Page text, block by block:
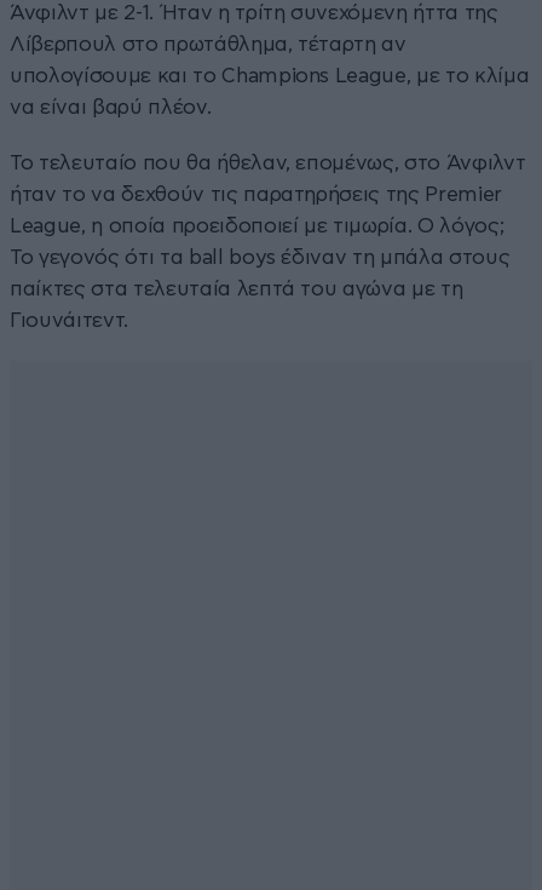
Άνφιλντ με 2-1. Ήταν η τρίτη συνεχόμενη ήττα της
Λίβερπουλ στο πρωτάθλημα, τέταρτη αν
υπολογίσουμε και το Champions League, με το κλίμα
να είναι βαρύ πλέον.
Το τελευταίο που θα ήθελαν, επομένως, στο Άνφιλντ
ήταν το να δεχθούν τις παρατηρήσεις της Premier
League, η οποία προειδοποιεί με τιμωρία. Ο λόγος;
Το γεγονός ότι τα ball boys έδιναν τη μπάλα στους
παίκτες στα τελευταία λεπτά του αγώνα με τη
Γιουνάιτεντ.